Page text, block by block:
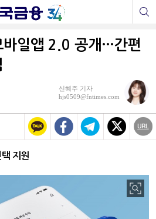
바일앱 2.0 공개…간편
신혜주 기자
hjs0509@fntimes.com
지원